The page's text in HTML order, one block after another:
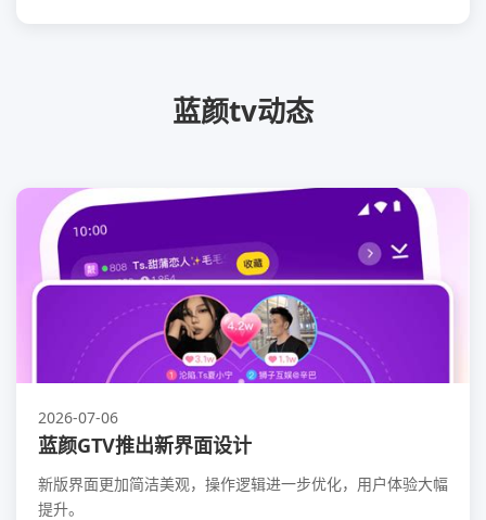
蓝颜tv动态
2026-07-06
蓝颜GTV推出新界面设计
新版界面更加简洁美观，操作逻辑进一步优化，用户体验大幅
提升。